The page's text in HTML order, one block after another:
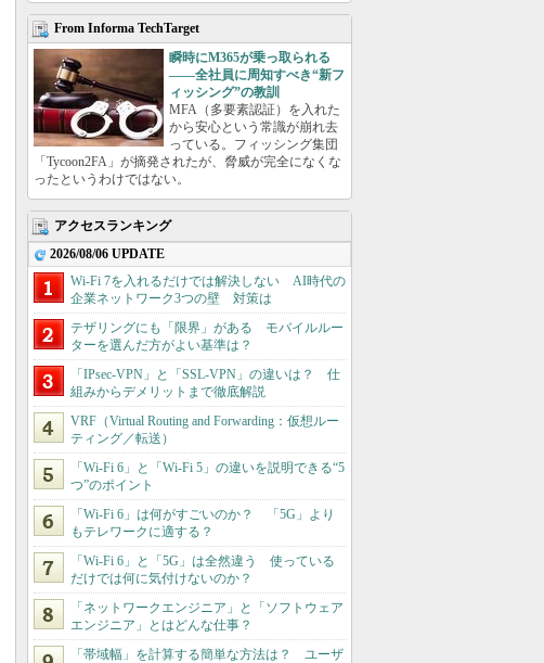
From Informa TechTarget
瞬時にM365が乗っ取られる
――全社員に周知すべき“新フ
ィッシング”の教訓
MFA（多要素認証）を入れた
から安心という常識が崩れ去
っている。フィッシング集団
「Tycoon2FA」が摘発されたが、脅威が完全になくな
ったというわけではない。
アクセスランキング
2026/08/06 UPDATE
Wi-Fi 7を入れるだけでは解決しない AI時代の
企業ネットワーク3つの壁 対策は
テザリングにも「限界」がある モバイルルー
ターを選んだ方がよい基準は？
「IPsec-VPN」と「SSL-VPN」の違いは？ 仕
組みからデメリットまで徹底解説
VRF（Virtual Routing and Forwarding：仮想ルー
ティング／転送）
「Wi-Fi 6」と「Wi-Fi 5」の違いを説明できる“5
つ”のポイント
「Wi-Fi 6」は何がすごいのか？ 「5G」より
もテレワークに適する？
「Wi-Fi 6」と「5G」は全然違う 使っている
だけでは何に気付けないのか？
「ネットワークエンジニア」と「ソフトウェア
エンジニア」とはどんな仕事？
「帯域幅」を計算する簡単な方法は？ ユーザ